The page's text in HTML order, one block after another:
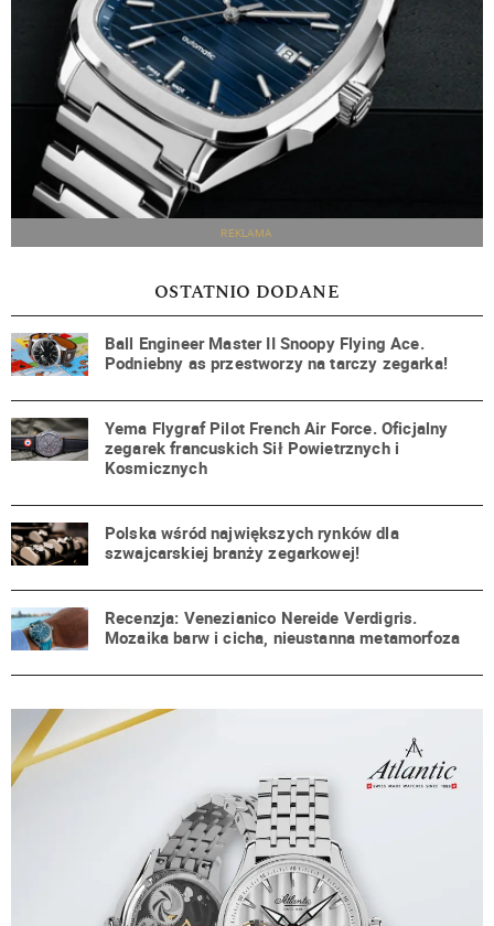
REKLAMA
OSTATNIO DODANE
Ball Engineer Master II Snoopy Flying Ace.
Podniebny as przestworzy na tarczy zegarka!
Yema Flygraf Pilot French Air Force. Oficjalny
zegarek francuskich Sił Powietrznych i
Kosmicznych
Polska wśród największych rynków dla
szwajcarskiej branży zegarkowej!
Recenzja: Venezianico Nereide Verdigris.
Mozaika barw i cicha, nieustanna metamorfoza